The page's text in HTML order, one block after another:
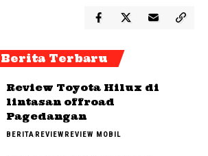
Berita Terbaru
Review Toyota Hilux di
lintasan offroad
Pagedangan
BERITAREVIEWREVIEW MOBIL